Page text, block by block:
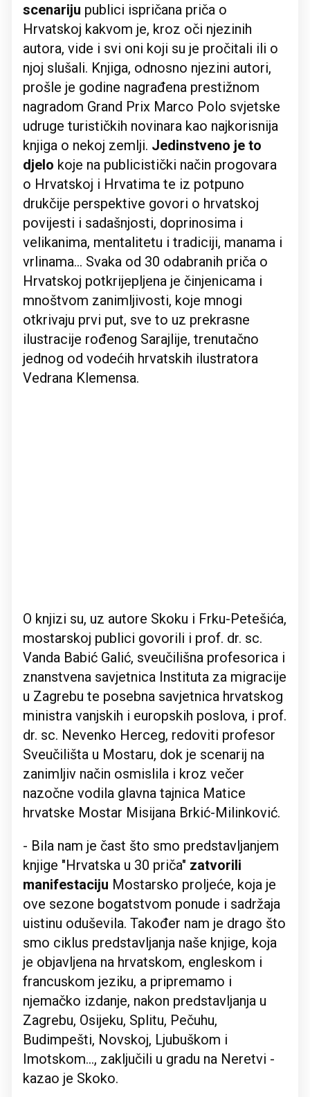
scenariju publici ispričana priča o
Hrvatskoj kakvom je, kroz oči njezinih
autora, vide i svi oni koji su je pročitali ili o
njoj slušali. Knjiga, odnosno njezini autori,
prošle je godine nagrađena prestižnom
nagradom Grand Prix Marco Polo svjetske
udruge turističkih novinara kao najkorisnija
knjiga o nekoj zemlji. Jedinstveno je to
djelo koje na publicistički način progovara
o Hrvatskoj i Hrvatima te iz potpuno
drukčije perspektive govori o hrvatskoj
povijesti i sadašnjosti, doprinosima i
velikanima, mentalitetu i tradiciji, manama i
vrlinama... Svaka od 30 odabranih priča o
Hrvatskoj potkrijepljena je činjenicama i
mnoštvom zanimljivosti, koje mnogi
otkrivaju prvi put, sve to uz prekrasne
ilustracije rođenog Sarajlije, trenutačno
jednog od vodećih hrvatskih ilustratora
Vedrana Klemensa.
O knjizi su, uz autore Skoku i Frku-Petešića,
mostarskoj publici govorili i prof. dr. sc.
Vanda Babić Galić, sveučilišna profesorica i
znanstvena savjetnica Instituta za migracije
u Zagrebu te posebna savjetnica hrvatskog
ministra vanjskih i europskih poslova, i prof.
dr. sc. Nevenko Herceg, redoviti profesor
Sveučilišta u Mostaru, dok je scenarij na
zanimljiv način osmislila i kroz večer
nazočne vodila glavna tajnica Matice
hrvatske Mostar Misijana Brkić-Milinković.
- Bila nam je čast što smo predstavljanjem
knjige "Hrvatska u 30 priča" zatvorili
manifestaciju Mostarsko proljeće, koja je
ove sezone bogatstvom ponude i sadržaja
uistinu oduševila. Također nam je drago što
smo ciklus predstavljanja naše knjige, koja
je objavljena na hrvatskom, engleskom i
francuskom jeziku, a pripremamo i
njemačko izdanje, nakon predstavljanja u
Zagrebu, Osijeku, Splitu, Pečuhu,
Budimpešti, Novskoj, Ljubuškom i
Imotskom..., zaključili u gradu na Neretvi -
kazao je Skoko.